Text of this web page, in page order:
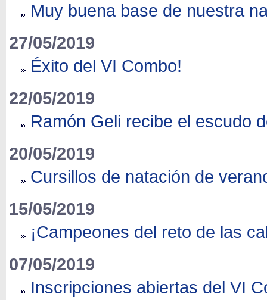
Muy buena base de nuestra
27/05/2019
Éxito del VI Combo!
22/05/2019
Ramón Geli recibe el escudo
20/05/2019
Cursillos de natación de
15/05/2019
¡Campeones del reto de las
07/05/2019
Inscripciones abiertas del VI